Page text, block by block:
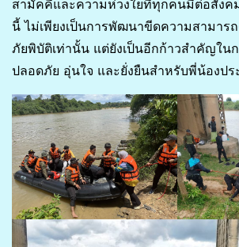
สามัคคีและความห่วงใยที่ทุกคนมีต่อสังค
นี้ ไม่เพียงเป็นการพัฒนาขีดความสามาร
ภัยพิบัติเท่านั้น แต่ยังเป็นอีกก้าวสำคัญใน
ปลอดภัย อุ่นใจ และยั่งยืนสำหรับพี่น้องป